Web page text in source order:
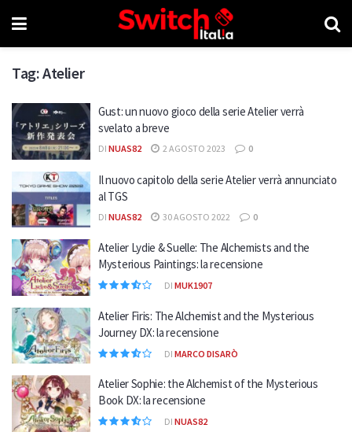
Tag:Atelier
Gust: un nuovo gioco della serie Atelier verrà
svelato a breve
DI NUAS82 2 AGOSTO 2023 0
Il nuovo capitolo della serie Atelier verrà annunciato
al TGS
DI NUAS82 30 AGOSTO 2022 0
Atelier Lydie & Suelle: The Alchemists and the
Mysterious Paintings: la recensione
DI MUK1907
Atelier Firis: The Alchemist and the Mysterious
Journey DX: la recensione
DI MARCO DISARÒ
Atelier Sophie: the Alchemist of the Mysterious
Book DX: la recensione
DI NUAS82